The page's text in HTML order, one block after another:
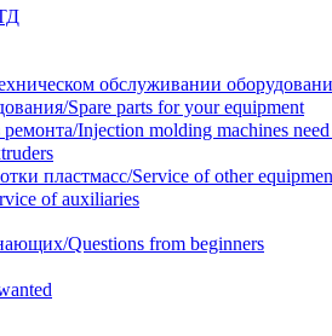
обслуживании
Spare parts for your equipment
Injection molding machines
пластмасс/Service of other
of auxiliaries
Questions from beginners